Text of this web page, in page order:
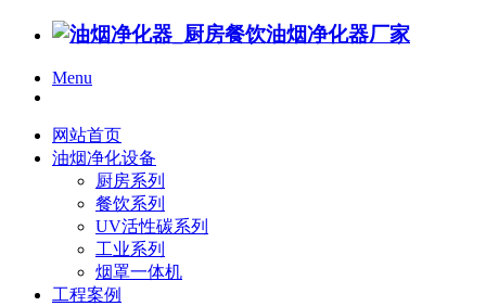
Menu
网站首页
油烟净化设备
厨房系列
餐饮系列
UV活性碳系列
工业系列
烟罩一体机
工程案例